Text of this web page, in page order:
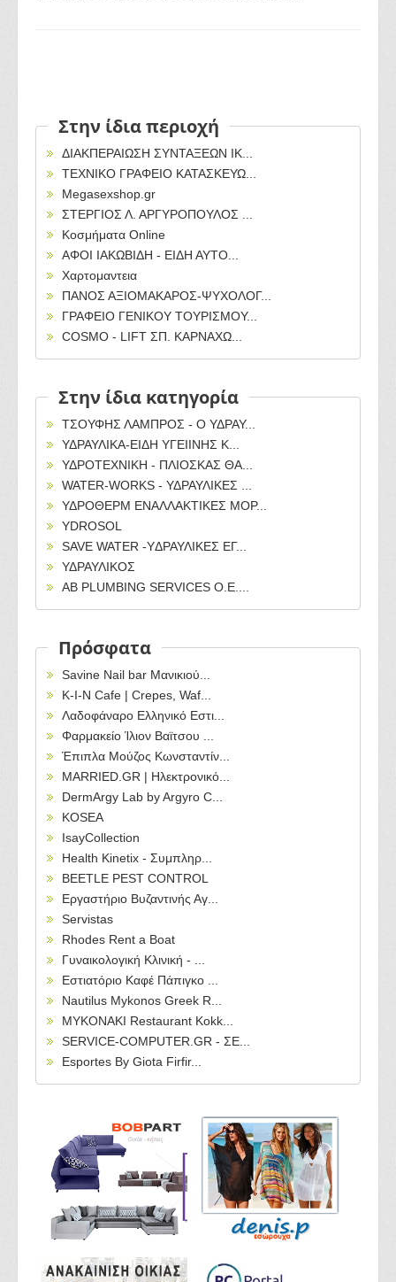
Στην ίδια περιοχή
ΔΙΑΚΠΕΡΑΙΩΣΗ ΣΥΝΤΑΞΕΩΝ ΙΚ...
ΤΕΧΝΙΚΟ ΓΡΑΦΕΙΟ ΚΑΤΑΣΚΕΥΩ...
Megasexshop.gr
ΣΤΕΡΓΙΟΣ Λ. ΑΡΓΥΡΟΠΟΥΛΟΣ ...
Κοσμήματα Online
ΑΦΟΙ ΙΑΚΩΒΙΔΗ - ΕΙΔΗ ΑΥΤΟ...
Χαρτομαντεια
ΠΑΝΟΣ ΑΞΙΟΜΑΚΑΡΟΣ-ΨΥΧΟΛΟΓ...
ΓΡΑΦΕΙΟ ΓΕΝΙΚΟΥ ΤΟΥΡΙΣΜΟΥ...
COSMO - LIFT ΣΠ. ΚΑΡΝΑΧΩ...
Στην ίδια κατηγορία
ΤΣΟΥΦΗΣ ΛΑΜΠΡΟΣ - Ο ΥΔΡΑΥ...
ΥΔΡΑΥΛΙΚΑ-ΕΙΔΗ ΥΓΕΙΙΝΗΣ Κ...
ΥΔΡΟΤΕΧΝΙΚΗ - ΠΛΙΟΣΚΑΣ ΘΑ...
WATER-WORKS - ΥΔΡΑΥΛΙΚΕΣ ...
ΥΔΡΟΘΕΡΜ ΕΝΑΛΛΑΚΤΙΚΕΣ ΜΟΡ...
YDROSOL
SAVE WATER -YΔΡΑΥΛΙΚΕΣ ΕΓ...
ΥΔΡΑΥΛΙΚΟΣ
ΑΒ PLUMBING SERVICES O.E....
Πρόσφατα
Savine Nail bar Μανικιού...
Κ-Ι-Ν Cafe | Crepes, Waf...
Λαδοφάναρο Ελληνικό Εστι...
Φαρμακείο Ίλιον Βαϊτσου ...
Έπιπλα Μούζος Κωνσταντίν...
MARRIED.GR | Ηλεκτρονικό...
DermArgy Lab by Argyro C...
KOSEA
IsayCollection
Health Kinetix - Συμπληρ...
BEETLE PEST CONTROL
Εργαστήριο Βυζαντινής Αγ...
Servistas
Rhodes Rent a Boat
Γυναικολογική Κλινική - ...
Εστιατόριο Καφέ Πάπιγκο ...
Nautilus Mykonos Greek R...
MYKONAKI Restaurant Kokk...
SERVICE-COMPUTER.GR - ΣΕ...
Esportes By Giota Firfir...